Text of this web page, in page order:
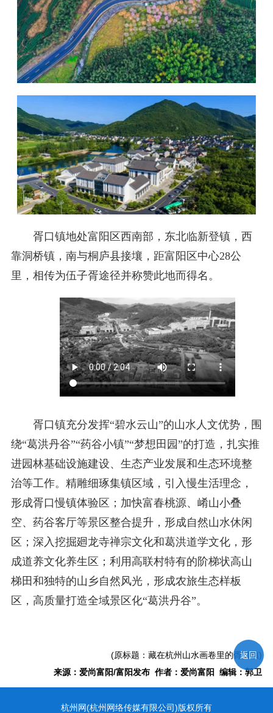
胥口镇地处富阳区西南部，东北临新登镇，西
靠洞桥镇，南与桐庐县接壤，距富阳区中心28公
里，相传为伍子胥途径并称赞此地而得名。
胥口镇充分发挥“碧水云山”的山水人文优势，围
绕“葛洪丹谷”“药谷小镇”“梦想田园”的打造，扎实推
进园林基础设施建设、生态产业发展和生态环境整
治等工作。精雕细琢集镇区域，引入慢生活理念，
形成胥口慢镇体验区；加快富春桃源、崤山小叠
空、药谷客厅等景区整合提升，形成自然山水休闲
区；深入挖掘廻龙寺禅宗文化和葛洪道学文化，形
成道养文化养生区；利用高联村特有的阶梯状高山
梯田和独特的山乡自然风光，形成农旅生态样板
区，高质量打造全域景区化“葛洪丹谷”。
(原标题：藏在杭州山水画卷里的胥口镇)
来源：爱尚富阳/富阳发布 作者：爱尚富阳 编辑：郭卫
杭州网(杭州网络传媒有限公司)版权所有
返回